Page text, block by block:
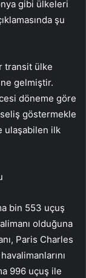
gibi ülkeleri
şu
transit ülke
gelmiştir.
döneme göre
göstermekle
ulaşabilen ilk
bin 553 uçuş
olduğuna
Paris Charles
996 uçuş ile